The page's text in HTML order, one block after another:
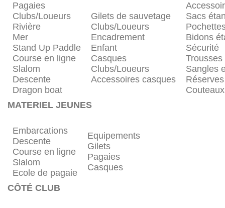
Pagaies
Clubs/Loueurs
Rivière
Mer
Stand Up Paddle
Course en ligne
Slalom
Descente
Dragon boat
Gilets de sauvetage
Clubs/Loueurs
Encadrement
Enfant
Casques
Clubs/Loueurs
Accessoires casques
Sacs
Bidons
Sécurité
Sangles
Réserves
Couteaux
MATERIEL JEUNES
Embarcations
Descente
Course en ligne
Slalom
Ecole de pagaie
Equipements
Gilets
Pagaies
Casques
CÔTÉ CLUB